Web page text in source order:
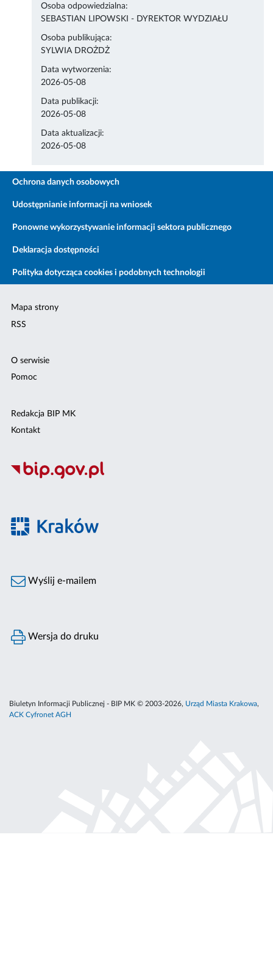
Osoba odpowiedzialna:
SEBASTIAN LIPOWSKI - DYREKTOR WYDZIAŁU
Osoba publikująca:
SYLWIA DROŻDŻ
Data wytworzenia:
2026-05-08
Data publikacji:
2026-05-08
Data aktualizacji:
2026-05-08
Ochrona danych osobowych
Udostępnianie informacji na wniosek
Ponowne wykorzystywanie informacji sektora publicznego
Deklaracja dostępności
Polityka dotycząca cookies i podobnych technologii
Mapa strony
RSS
O serwisie
Pomoc
Redakcja BIP MK
Kontakt
Wyślij e-mailem
Wersja do druku
Biuletyn Informacji Publicznej - BIP MK © 2003-2026, Urząd Miasta Krakowa,
ACK Cyfronet AGH